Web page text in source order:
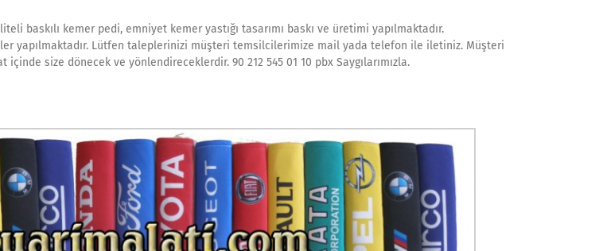
baskılı kemer pedi, emniyet kemer yastığı tasarımı baskı ve üretimi yapılmaktadır.
yapılmaktadır. Lütfen taleplerinizi müşteri temsilcilerimize mail yada telefon ile iletiniz. Müşteri
size dönecek ve yönlendireceklerdir. 90 212 545 01 10 pbx Saygılarımızla.